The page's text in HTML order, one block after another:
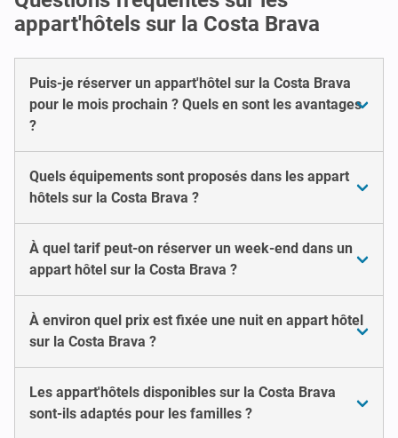
appart'hôtels sur la Costa Brava
Puis-je réserver un appart'hôtel sur la Costa Brava
pour le mois prochain ? Quels en sont les avantages
?
Quels équipements sont proposés dans les appart
hôtels sur la Costa Brava ?
À quel tarif peut-on réserver un week-end dans un
appart hôtel sur la Costa Brava ?
À environ quel prix est fixée une nuit en appart hôtel
sur la Costa Brava ?
Les appart'hôtels disponibles sur la Costa Brava
sont-ils adaptés pour les familles ?